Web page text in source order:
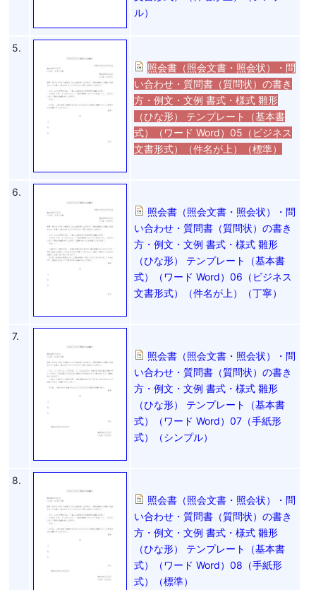
ル）
5.
照会書（照会文書・照会状）・問
い合わせ・質問書（質問状）の書き
方・例文・文例 書式・様式 雛形
（ひな形） テンプレート（基本書
式）（ワード Word）05（ビジネス
文書形式）（件名が上）（標準）
6.
照会書（照会文書・照会状）・問
い合わせ・質問書（質問状）の書き
方・例文・文例 書式・様式 雛形
（ひな形） テンプレート（基本書
式）（ワード Word）06（ビジネス
文書形式）（件名が上）（丁寧）
7.
照会書（照会文書・照会状）・問
い合わせ・質問書（質問状）の書き
方・例文・文例 書式・様式 雛形
（ひな形） テンプレート（基本書
式）（ワード Word）07（手紙形
式）（シンプル）
8.
照会書（照会文書・照会状）・問
い合わせ・質問書（質問状）の書き
方・例文・文例 書式・様式 雛形
（ひな形） テンプレート（基本書
式）（ワード Word）08（手紙形
式）（標準）